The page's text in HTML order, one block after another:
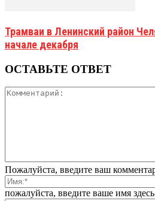
Трамваи в Ленинский район
начале декабря
ОСТАВЬТЕ ОТВЕТ
Пожалуйста, введите ваш
пожалуйста, введите ваше имя здесь